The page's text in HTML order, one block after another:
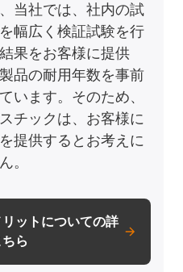
当社では、社内の試
幅広く検証試験を行
果をお客様に提供
品の耐用年数を事前
います。そのため、
チックは、お客様に
提供するとお考えに
。
ットについての詳
ら